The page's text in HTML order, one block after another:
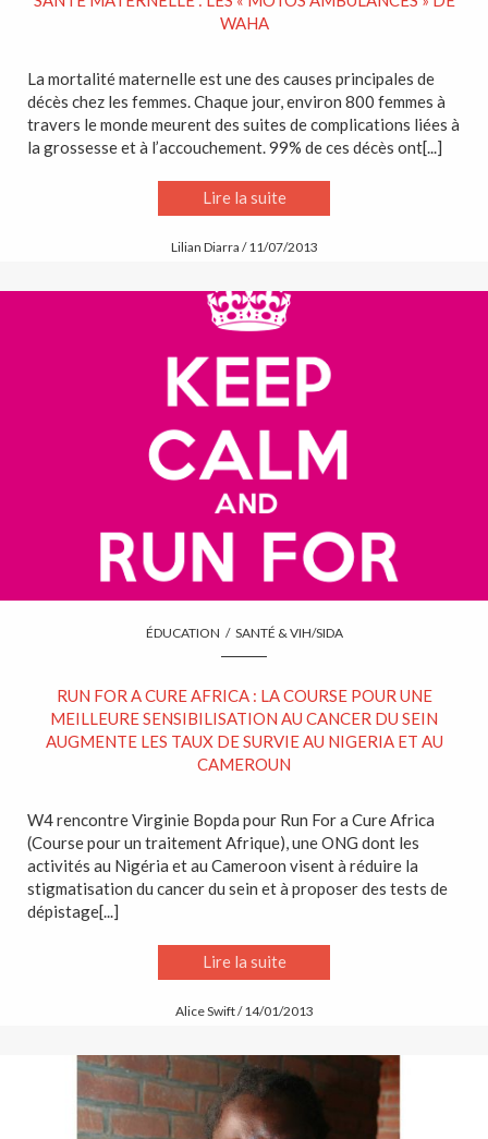
WAHA
La mortalité maternelle est une des causes principales de
décès chez les femmes. Chaque jour, environ 800 femmes à
travers le monde meurent des suites de complications liées à
la grossesse et à l’accouchement. 99% de ces décès ont[...]
Lire la suite
Lilian Diarra / 11/07/2013
ÉDUCATION / SANTÉ & VIH/SIDA
RUN FOR A CURE AFRICA : LA COURSE POUR UNE
MEILLEURE SENSIBILISATION AU CANCER DU SEIN
AUGMENTE LES TAUX DE SURVIE AU NIGERIA ET AU
CAMEROUN
W4 rencontre Virginie Bopda pour Run For a Cure Africa
(Course pour un traitement Afrique), une ONG dont les
activités au Nigéria et au Cameroon visent à réduire la
stigmatisation du cancer du sein et à proposer des tests de
dépistage[...]
Lire la suite
Alice Swift / 14/01/2013